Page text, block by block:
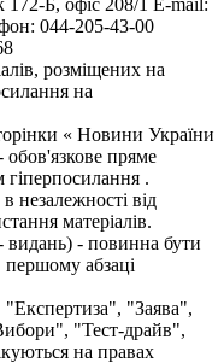
044-205-43-00
розміщених на
на
« Новини України
обов'язкове пряме
гіперпосилання .
незалежності від
матеріалів.
видань) - повинна бути
першому абзаці
"Заява",
"Тест-драйв",
на правах